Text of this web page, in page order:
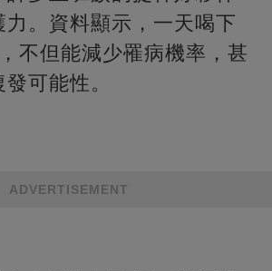
。資料顯示，一天喝下
不但能減少罹病機率，甚
可能性。
ADVERTISEMENT